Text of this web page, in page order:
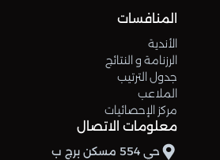
المنافسات
الأندية
الرزنامة و النتائج
جدول الترتيب
الملاعب
مركز الإحصائيات
معلومات الاتصال
حي 554 مسكن برج ب